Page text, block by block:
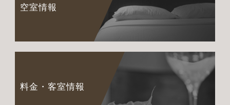
空室情報
料金・客室情報